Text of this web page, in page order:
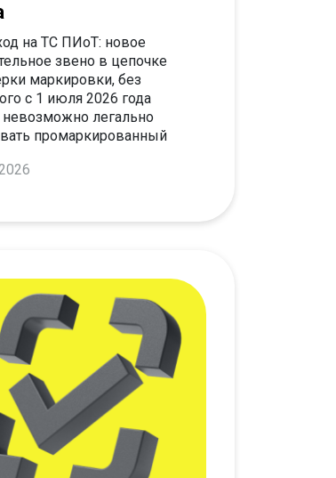
на ТС ПИоТ: новое
звено в цепочке
маркировки, без
с 1 июля 2026 года
невозможно легально
промаркированный